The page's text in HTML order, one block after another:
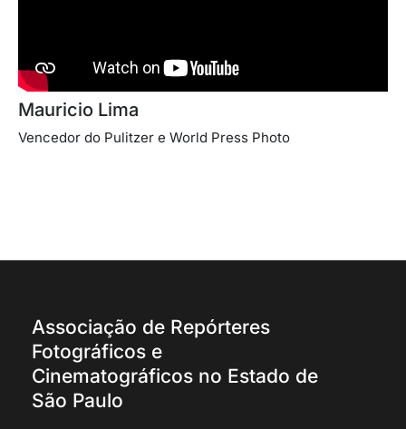
Mauricio Lima
Vencedor do Pulitzer e World Press Photo
Associação de Repórteres
Fotográficos e
Cinematográficos no Estado de
São Paulo